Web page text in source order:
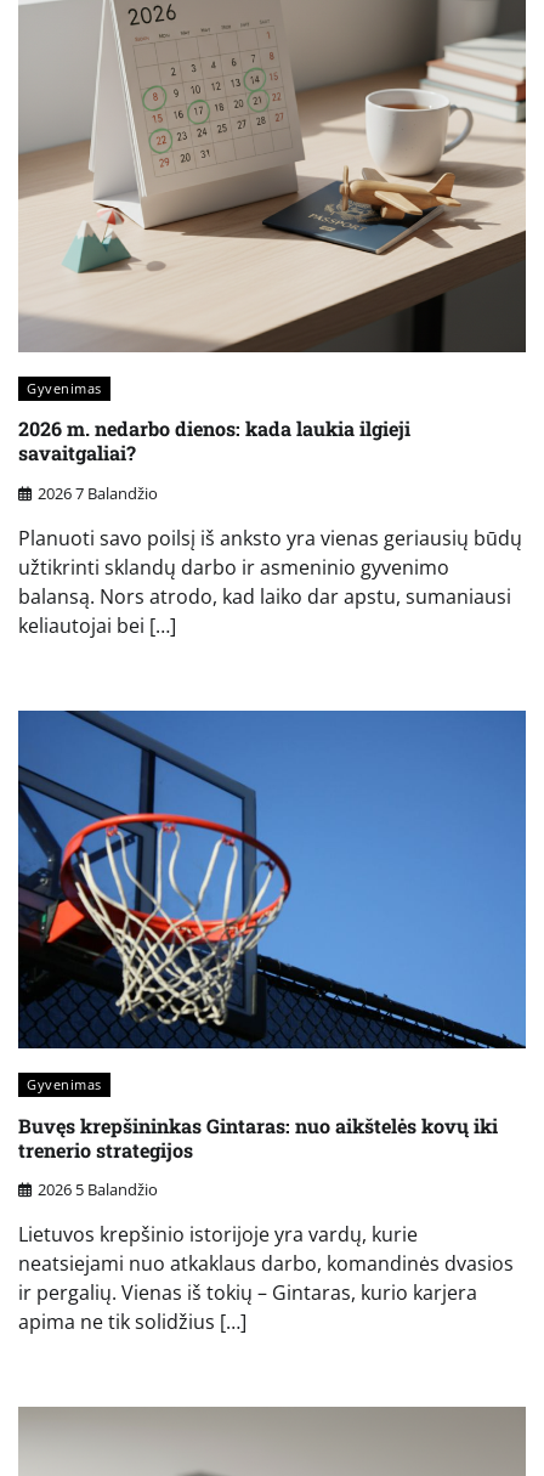
Gyvenimas
2026 m. nedarbo dienos: kada laukia ilgieji
savaitgaliai?
2026 7 Balandžio
Planuoti savo poilsį iš anksto yra vienas geriausių būdų
užtikrinti sklandų darbo ir asmeninio gyvenimo
balansą. Nors atrodo, kad laiko dar apstu, sumaniausi
keliautojai bei […]
Gyvenimas
Buvęs krepšininkas Gintaras: nuo aikštelės kovų iki
trenerio strategijos
2026 5 Balandžio
Lietuvos krepšinio istorijoje yra vardų, kurie
neatsiejami nuo atkaklaus darbo, komandinės dvasios
ir pergalių. Vienas iš tokių – Gintaras, kurio karjera
apima ne tik solidžius […]